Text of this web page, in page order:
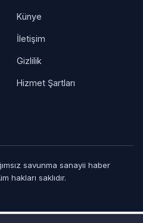
Künye
İletişim
Gizlilik
Hizmet Şartları
savunma sanayii haber
hakları saklıdır.